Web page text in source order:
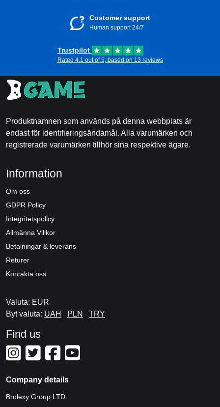
Customer support
Human support 24/7
Trustpilot
Rated 4.1 out of 5, based on 13 reviews
Produktnamnen som används på denna webbplats är
endast för identifieringsändamål. Alla varumärken och
registrerade varumärken tillhör sina respektive ägare.
Information
Om oss
GDPR Policy
Integritetspolicy
Allmänna Villkor
Betalningar & leverans
Returer
Kontakta oss
Valuta: EUR
Byt valuta: UAH PLN TRY
Find us
Company details
Brolexy Group LTD